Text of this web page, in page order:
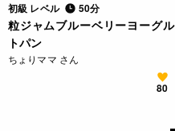
初級 レベル 50分
粒ジャムブルーベリーヨーグル
トパン
ちょりママ さん
80